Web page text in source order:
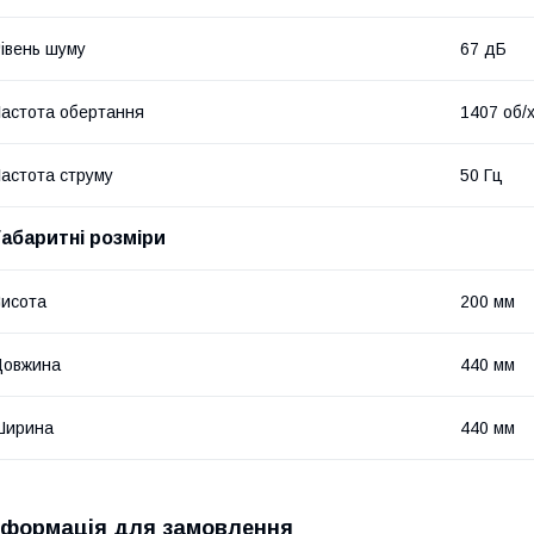
шуму 67 дБ
обертання 1407 об/
струму 50 Гц
розміри
200 мм
440 мм
440 мм
для замовлення